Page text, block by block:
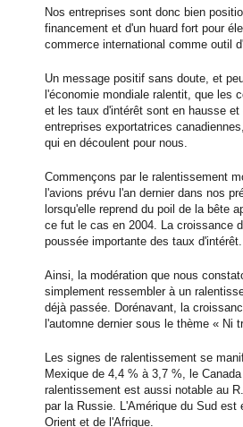
Nos entreprises sont donc bien
financement et d'un huard fort pour
commerce international comme outil
Un message positif sans doute, et
l'économie mondiale ralentit, que les
et les taux d'intérêt sont en hausse
entreprises exportatrices
qui en découlent pour nous.
Commençons par le ralentissement
l'avions prévu l'an dernier dans nos
lorsqu'elle reprend du poil de la bête
ce fut le cas en 2004. La croissance
poussée importante des taux d'intérêt.
Ainsi, la modération que nous
simplement ressembler à un
déjà passée. Dorénavant, la
l'automne dernier sous le thème « Ni
Les signes de ralentissement se
Mexique de 4,4 % à 3,7 %, le
ralentissement est aussi notable au
par la Russie. L'Amérique du Sud
Orient et de l'Afrique.